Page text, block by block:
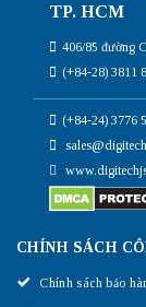
TP. HCM
406/85 đường
(+84-28) 3811
(+84-24) 3776
CHÍNH SÁCH
Chính sách bảo